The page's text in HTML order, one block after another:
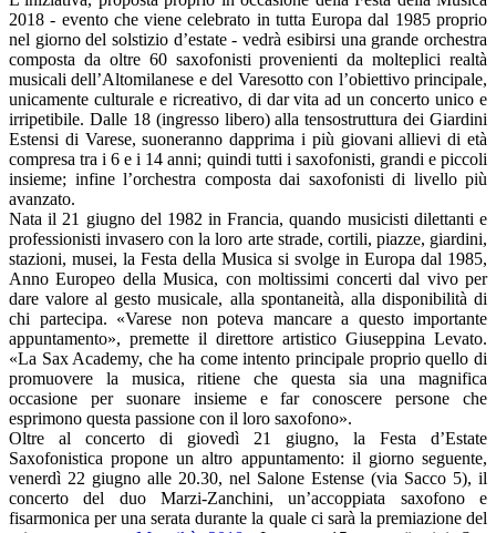
2018 - evento che viene celebrato in tutta Europa dal 1985 proprio
nel giorno del solstizio d’estate - vedrà esibirsi una grande orchestra
composta da oltre 60 saxofonisti provenienti da molteplici realtà
musicali dell’Altomilanese e del Varesotto con l’obiettivo principale,
unicamente culturale e ricreativo, di dar vita ad un concerto unico e
irripetibile. Dalle 18 (ingresso libero) alla tensostruttura dei Giardini
Estensi di Varese, suoneranno dapprima i più giovani allievi di età
compresa tra i 6 e i 14 anni; quindi tutti i saxofonisti, grandi e piccoli
insieme; infine l’orchestra composta dai saxofonisti di livello più
avanzato.
Nata il 21 giugno del 1982 in Francia, quando musicisti dilettanti e
professionisti invasero con la loro arte strade, cortili, piazze, giardini,
stazioni, musei, la Festa della Musica si svolge in Europa dal 1985,
Anno Europeo della Musica, con moltissimi concerti dal vivo per
dare valore al gesto musicale, alla spontaneità, alla disponibilità di
chi partecipa. «Varese non poteva mancare a questo importante
appuntamento», premette il direttore artistico Giuseppina Levato.
«La Sax Academy, che ha come intento principale proprio quello di
promuovere la musica, ritiene che questa sia una magnifica
occasione per suonare insieme e far conoscere persone che
esprimono questa passione con il loro saxofono».
Oltre al concerto di giovedì 21 giugno, la Festa d’Estate
Saxofonistica propone un altro appuntamento: il giorno seguente,
venerdì 22 giugno alle 20.30, nel Salone Estense (via Sacco 5), il
concerto del duo Marzi-Zanchini, un’accoppiata saxofono e
fisarmonica per una serata durante la quale ci sarà la premiazione del